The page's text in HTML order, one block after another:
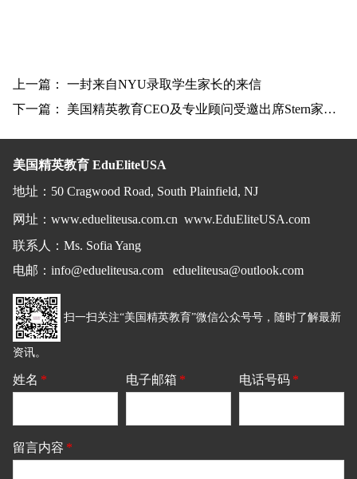
上一篇： 一封来自NYU录取学生家长的来信
下一篇： 美国精英教育CEO及专业顾问受邀出席Stern家族Party
美国精英教育 EduEliteUSA
地址 ： 50 Cragwood Road, South Plainfield, NJ
网址： www.edueliteusa.com.cn www.EduEliteUSA.com
联系人：Ms. Sofia Yang
电邮 ： info@edueliteusa.com edueliteusa@outlook.com
扫一扫关注“美国精英教育”微信公众号号，随时了解最新
资讯。
姓名 * 电子邮箱 * 电话号码 *
留言内容 *